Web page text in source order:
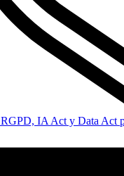
IA Act y Data Act